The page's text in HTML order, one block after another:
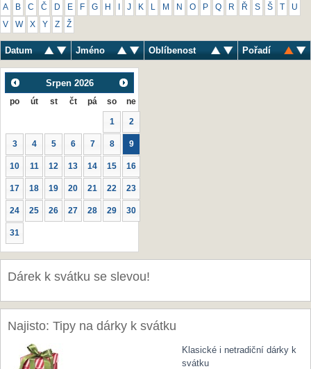
A B C Č D E F G H J K M N O P Q R Ř S Š U
V W X Y Z Ž
Datum Jméno Oblíbenost Pořadí
Srpen 2026
po út st čt pá so ne
1 2
3 4 5 6 7 8 9
10 11 12 13 14 15 16
17 18 19 20 21 22 23
24 25 26 27 28 29 30
31
Dárek k svátku se slevou!
Najisto: Tipy na dárky k svátku
Klasické i netradiční dárky k
svátku